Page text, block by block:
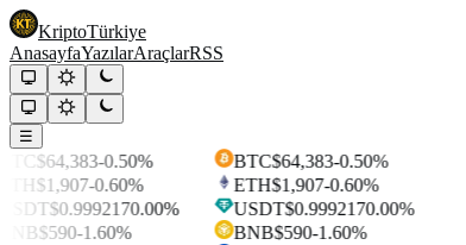
KriptoTürkiye
AnasayfaYazılarAraçlarRSS
☰
$64,383-0.50%
$1,907-0.60%
$0.9992170.00%
$590-1.60%
BTC$64,383-0.50%
ETH$1,907-0.60%
USDT$0.9992170.00%
BNB$590-1.60%